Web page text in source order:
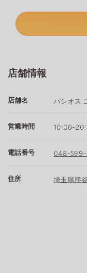
店舗情報
店舗名 パシオス
営業時間 10:00-
電話番号 048-
住所 埼玉県熊